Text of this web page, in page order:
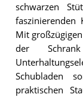
schwarzen
faszinierenden
Mit
der
Schubladen
praktischen